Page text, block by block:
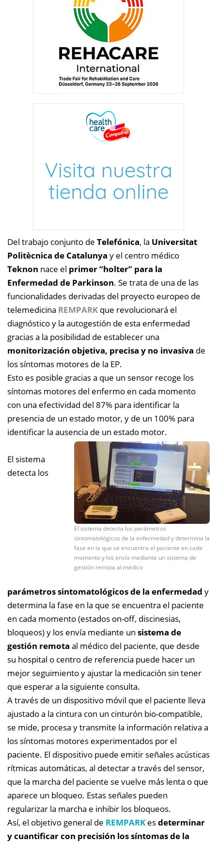
Del trabajo conjunto de Telefónica, la Universitat
Politècnica de Catalunya y el centro médico
Teknon nace el primer “holter” para la
Enfermedad de Parkinson. Se trata de una de las
funcionalidades derivadas del proyecto europeo de
telemedicina REMPARK que revolucionará el
diagnóstico y la autogestión de esta enfermedad
gracias a la posibilidad de establecer una
monitorización objetiva, precisa y no invasiva de
los síntomas motores de la EP.
Esto es posible gracias a que un sensor recoge los
síntomas motores del enfermo en cada momento
con una efectividad del 87% para identificar la
presencia de un estado motor, y de un 100% para
identificar la ausencia de un estado motor.
El sistema detecta los parámetros
sintomatológicos de la enfermedad y determina la
fase en la que se encuentra el paciente en cada
momento y los envía mediante un sistema de
gestión remota al médico
El sistema
detecta los
parámetros sintomatológicos de la enfermedad y
determina la fase en la que se encuentra el paciente
en cada momento (estados on-off, discinesias,
bloqueos) y los envía mediante un sistema de
gestión remota al médico del paciente, que desde
su hospital o centro de referencia puede hacer un
mejor seguimiento y ajustar la medicación sin tener
que esperar a la siguiente consulta.
A través de un dispositivo móvil que el paciente lleva
ajustado a la cintura con un cinturón bio-compatible,
se mide, procesa y transmite la información relativa a
los síntomas motores experimentados por el
paciente. El dispositivo puede emitir señales acústicas
rítmicas automáticas, al detectar a través del sensor,
que la marcha del paciente se vuelve más lenta o que
aparece un bloqueo. Estas señales pueden
regularizar la marcha e inhibir los bloqueos.
Así, el objetivo general de REMPARK esdeterminar
y cuantificar con precisión los síntomas de la